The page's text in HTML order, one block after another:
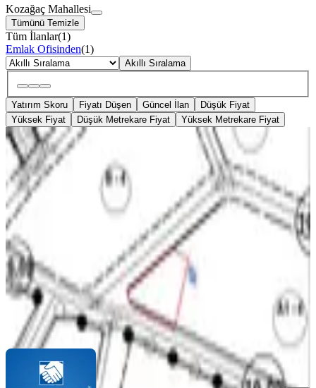
Kozağaç Mahallesi
Tümünü Temizle
Tüm İlanlar(1)
Emlak Ofisinden(1)
Akıllı Sıralama
Yatırım Skoru Fiyatı Düşen Güncel İlan
Düşük Fiyat
Yüksek Fiyat
Düşük Metrekare Fiyat Yüksek Metrekare Fiyat
TAKASLI
Buca Kozağaç Mah. 4 Kat İmarlı 377
M2 / 96 M2 Hisse Satılık
Buca, Kozağaç Mahallesi
96 m²·52.083/m²· 05.04.2026
5.000.000 ₺
Turyap Buca Yıldız Temsilciliğiİrfan şahin
Ara